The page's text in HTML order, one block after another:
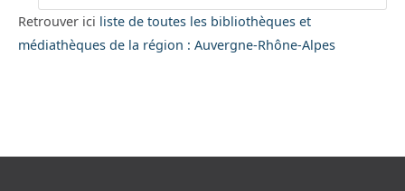
Retrouver ici liste de toutes les bibliothèques et
médiathèques de la région : Auvergne-Rhône-Alpes